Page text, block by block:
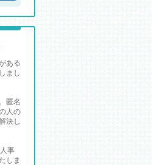
ある
まし
匿名
人の
決し
事
しま